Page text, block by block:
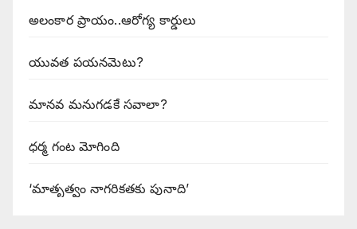
అలంకార ప్రాయం..ఆరోగ్య కార్డులు
యువత పయనమెటు?
మానవ మనుగడకే సవాలా?
ధర్మ గంట మోగింది
‘మాతృత్వం నాగరికతకు పునాది’